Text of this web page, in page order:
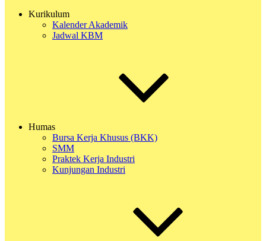
Kurikulum
Kalender Akademik
Jadwal KBM
Humas
Bursa Kerja Khusus (BKK)
SMM
Praktek Kerja Industri
Kunjungan Industri